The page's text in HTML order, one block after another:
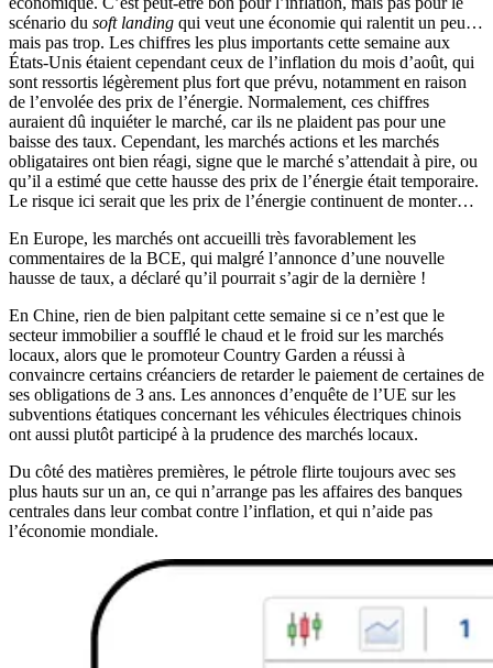
scénario du soft landing qui veut une économie qui ralentit un peu…
mais pas trop. Les chiffres les plus importants cette semaine aux
États-Unis étaient cependant ceux de l’inflation du mois d’août, qui
sont ressortis légèrement plus fort que prévu, notamment en raison
de l’envolée des prix de l’énergie. Normalement, ces chiffres
auraient dû inquiéter le marché, car ils ne plaident pas pour une
baisse des taux. Cependant, les marchés actions et les marchés
obligataires ont bien réagi, signe que le marché s’attendait à pire, ou
qu’il a estimé que cette hausse des prix de l’énergie était temporaire.
Le risque ici serait que les prix de l’énergie continuent de monter…
En Europe, les marchés ont accueilli très favorablement les
commentaires de la BCE, qui malgré l’annonce d’une nouvelle
hausse de taux, a déclaré qu’il pourrait s’agir de la dernière !
En Chine, rien de bien palpitant cette semaine si ce n’est que le
secteur immobilier a soufflé le chaud et le froid sur les marchés
locaux, alors que le promoteur Country Garden a réussi à
convaincre certains créanciers de retarder le paiement de certaines de
ses obligations de 3 ans. Les annonces d’enquête de l’UE sur les
subventions étatiques concernant les véhicules électriques chinois
ont aussi plutôt participé à la prudence des marchés locaux.
Du côté des matières premières, le pétrole flirte toujours avec ses
plus hauts sur un an, ce qui n’arrange pas les affaires des banques
centrales dans leur combat contre l’inflation, et qui n’aide pas
l’économie mondiale.